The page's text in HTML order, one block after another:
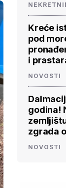
Kreće
pod
i
NOVOSTI
godina!
zgrada
NOVOSTI